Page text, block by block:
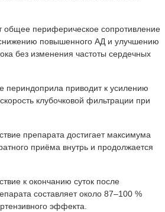
периферическое сопротивление
повышенного АД и улучшению
без изменения частоты сердечных
периндоприла приводит к усилению
клубочковой фильтрации при
препарата достигает максимума
приёма внутрь и продолжается
к окончанию суток после
составляет около 87–100 %
эффекта.